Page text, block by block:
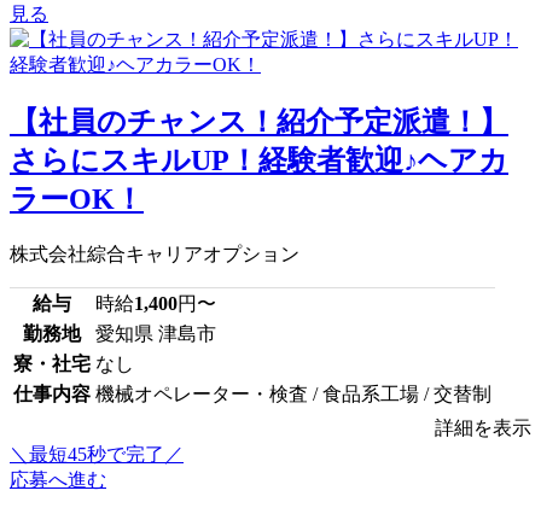
見る
【社員のチャンス！紹介予定派遣！】
さらにスキルUP！経験者歓迎♪ヘアカ
ラーOK！
株式会社綜合キャリアオプション
給与 時給1,400円〜
勤務地
愛知県 津島市
寮・社宅 なし
仕事内容 機械オペレーター・検査 / 食品系工場 / 交替制
詳細を表示
＼最短45秒で完了／
応募へ進む